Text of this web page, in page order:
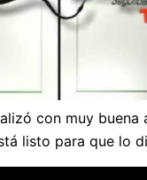
con muy buena
listo para que lo